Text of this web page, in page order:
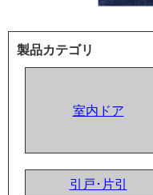
製品カテゴリ
室内ドア
引戸･片引